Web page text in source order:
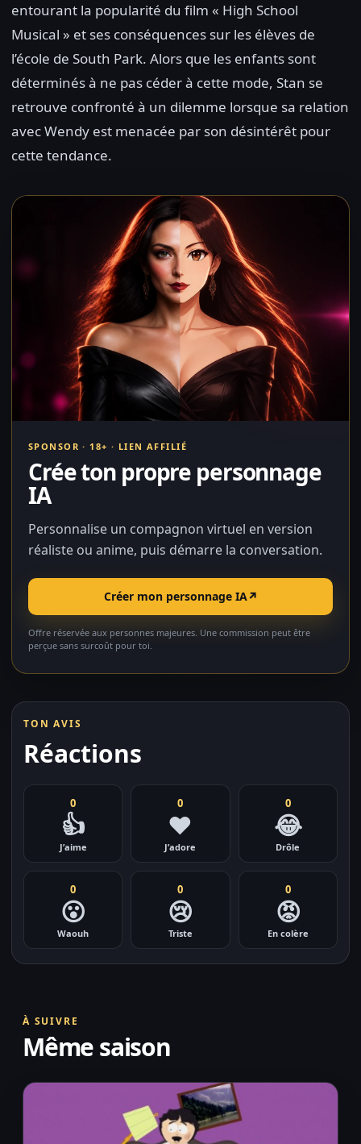
entourant la popularité du film « High School
Musical » et ses conséquences sur les élèves de
l’école de South Park. Alors que les enfants sont
déterminés à ne pas céder à cette mode, Stan se
retrouve confronté à un dilemme lorsque sa relation
avec Wendy est menacée par son désintérêt pour
cette tendance.
SPONSOR · 18+ · LIEN AFFILIÉ
Crée ton propre personnage
IA
Personnalise un compagnon virtuel en version
réaliste ou anime, puis démarre la conversation.
Créer mon personnage IA↗
Offre réservée aux personnes majeures. Une commission peut être
perçue sans surcoût pour toi.
TON AVIS
Réactions
0
👍
J’aime
0
❤️
J’adore
0
😂
Drôle
0
😮
Waouh
0
😢
Triste
0
😡
En colère
À SUIVRE
Même saison